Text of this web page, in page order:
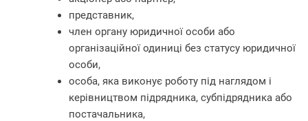
представник,
член органу юридичної особи або
організаційної одиниці без статусу юридичної
особи,
особа, яка виконує роботу під наглядом і
керівництвом підрядника, субпідрядника або
постачальника,